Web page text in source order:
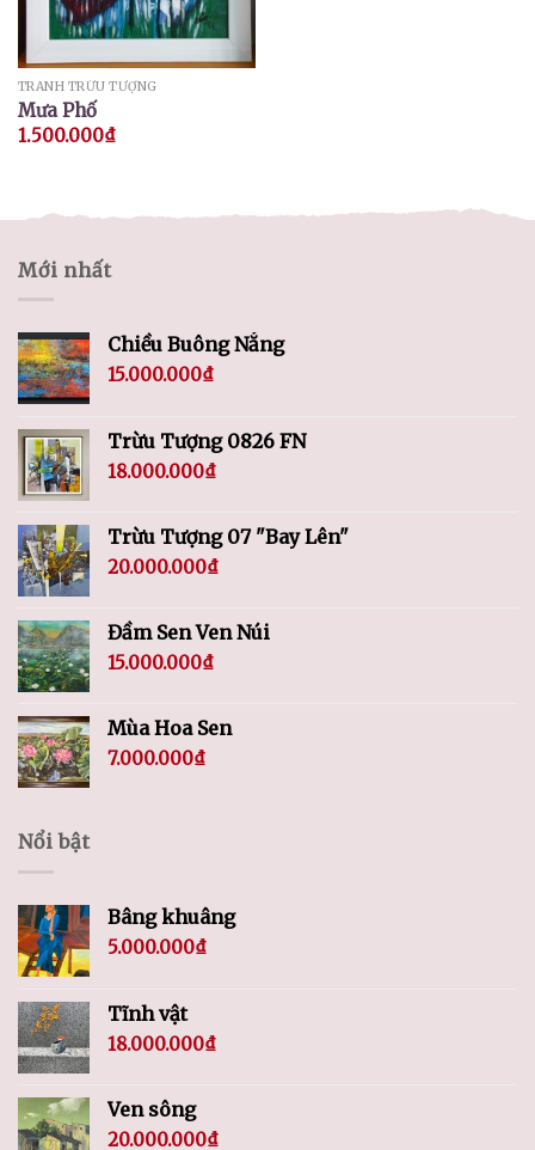
TRANH TRỪU TƯỢNG
Mưa Phố
1.500.000₫
Mới nhất
Chiều Buông Nắng
15.000.000₫
Trừu Tượng 0826 FN
18.000.000₫
Trừu Tượng 07 "Bay Lên"
20.000.000₫
Đầm Sen Ven Núi
15.000.000₫
Mùa Hoa Sen
7.000.000₫
Nổi bật
Bâng khuâng
5.000.000₫
Tĩnh vật
18.000.000₫
Ven sông
20.000.000₫